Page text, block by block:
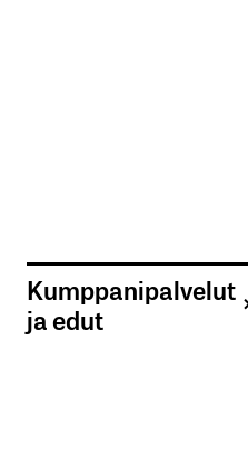
Kumppanipalvelut
ja edut